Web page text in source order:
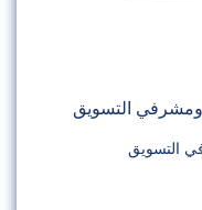
التسويق